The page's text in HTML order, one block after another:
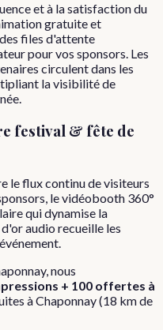
et à la satisfaction du
gratuite et
files d'attente
pour vos sponsors. Les
circulent dans les
la visibilité de
festival & fête de
le flux continu de visiteurs
le vidéobooth 360°
qui dynamise la
audio recueille les
, nous
+ 100 offertes à
àChaponnay(18 km de